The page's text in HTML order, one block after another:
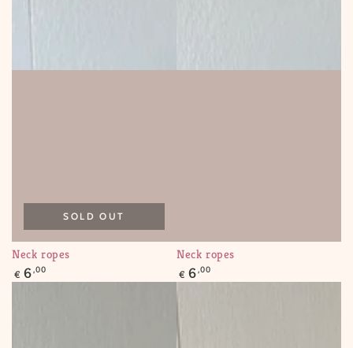
Neck ropes
Regular
price
€ 6,00
SOLD OUT
Neck ropes
Regular
price
€ 6,00